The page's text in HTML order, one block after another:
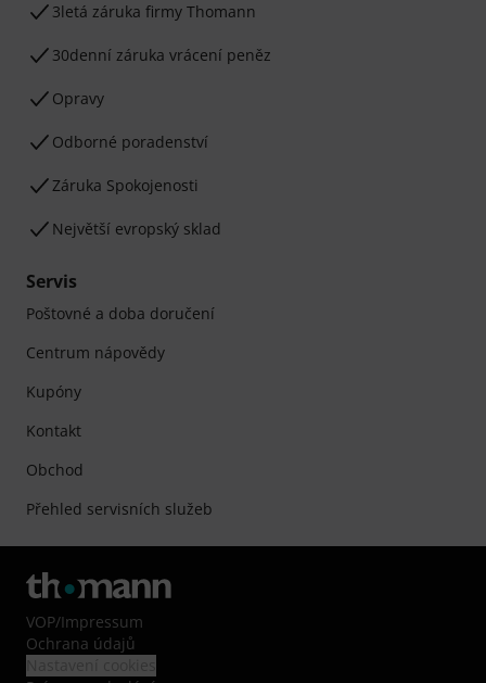
3letá záruka firmy Thomann
30denní záruka vrácení peněz
Opravy
Odborné poradenství
Záruka Spokojenosti
Největší evropský sklad
Servis
Poštovné a doba doručení
Centrum nápovědy
Kupóny
Kontakt
Obchod
Přehled servisních služeb
VOP/Impressum
Ochrana údajů